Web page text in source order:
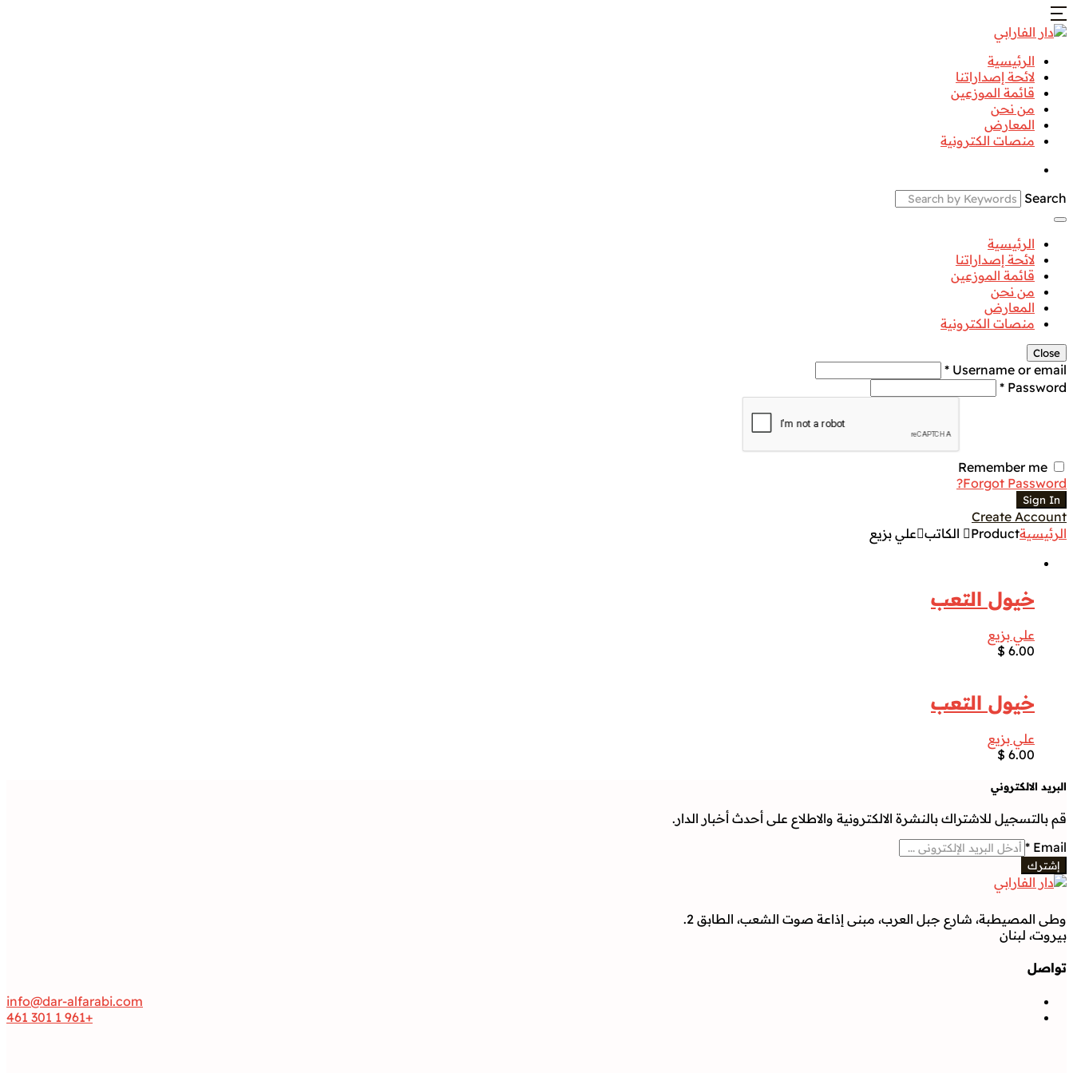
الرئيسية
لائحة إصداراتنا
قائمة الموزعين
من نحن
المعارض
منصات الكترونية
Search
الرئيسية
لائحة إصداراتنا
قائمة الموزعين
من نحن
المعارض
منصات الكترونية
Close
Username or email *
Password *
Remember me
Forgot Password?
Sign In
Create Account
الرئيسيةProduct الكاتب علي بزيع
خيول التعب
علي بزيع
$ 6.00
خيول التعب
علي بزيع
$ 6.00
البريد الالكتروني
قم بالتسجيل للاشتراك بالنشرة الالكترونية والاطلاع على أحدث أخبار الدار.
Email
*
إشترك
وطى المصيطبة، شارع جبل العرب، مبنى إذاعة صوت الشعب، الطابق 2.
بيروت، لبنان
تواصل
info@dar-alfarabi.com
+961 1 301 461